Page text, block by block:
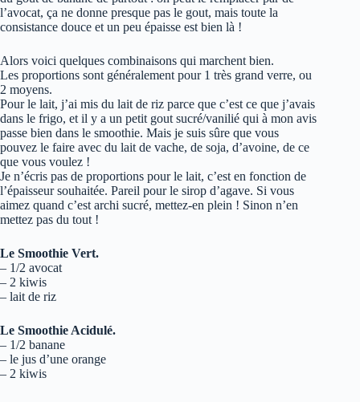
l’avocat, ça ne donne presque pas le gout, mais toute la
consistance douce et un peu épaisse est bien là !
Alors voici quelques combinaisons qui marchent bien.
Les proportions sont généralement pour 1 très grand verre, ou
2 moyens.
Pour le lait, j’ai mis du lait de riz parce que c’est ce que j’avais
dans le frigo, et il y a un petit gout sucré/vanilié qui à mon avis
passe bien dans le smoothie. Mais je suis sûre que vous
pouvez le faire avec du lait de vache, de soja, d’avoine, de ce
que vous voulez !
Je n’écris pas de proportions pour le lait, c’est en fonction de
l’épaisseur souhaitée. Pareil pour le sirop d’agave. Si vous
aimez quand c’est archi sucré, mettez-en plein ! Sinon n’en
mettez pas du tout !
Le Smoothie Vert.
– 1/2 avocat
– 2 kiwis
– lait de riz
Le Smoothie Acidulé.
– 1/2 banane
– le jus d’une orange
– 2 kiwis